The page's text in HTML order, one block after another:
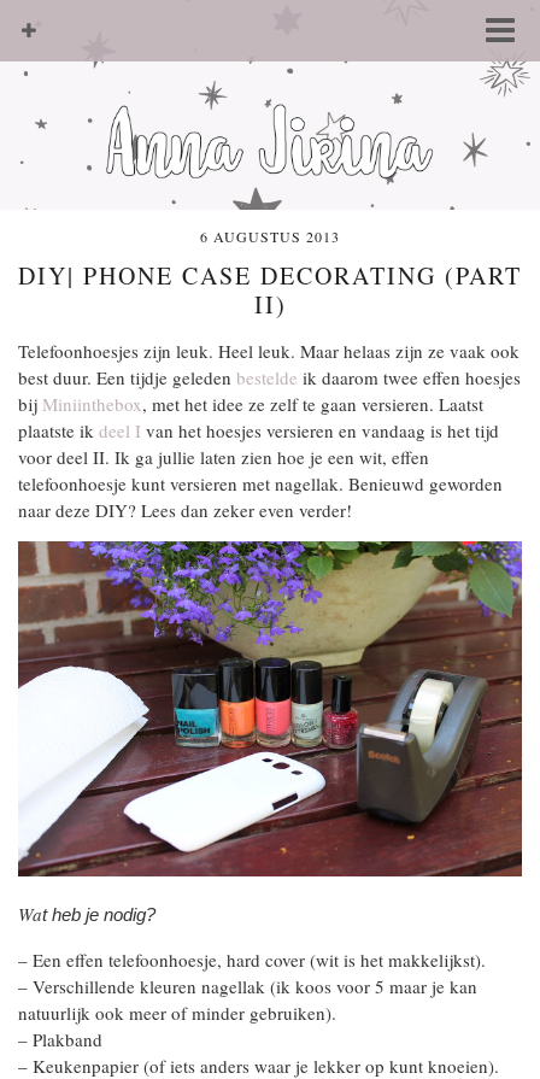
6 AUGUSTUS 2013
DIY| PHONE CASE DECORATING (PART
II)
Telefoonhoesjes zijn leuk. Heel leuk. Maar helaas zijn ze vaak ook
best duur. Een tijdje geleden bestelde ik daarom twee effen hoesjes
bij Miniinthebox, met het idee ze zelf te gaan versieren. Laatst
plaatste ik deel I van het hoesjes versieren en vandaag is het tijd
voor deel II. Ik ga jullie laten zien hoe je een wit, effen
telefoonhoesje kunt versieren met nagellak. Benieuwd geworden
naar deze DIY? Lees dan zeker even verder!
Wat heb je nodig?
– Een effen telefoonhoesje, hard cover (wit is het makkelijkst).
– Verschillende kleuren nagellak (ik koos voor 5 maar je kan
natuurlijk ook meer of minder gebruiken).
– Plakband
– Keukenpapier (of iets anders waar je lekker op kunt knoeien).